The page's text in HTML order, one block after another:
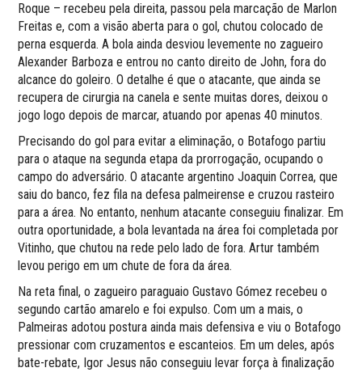
Roque – recebeu pela direita, passou pela marcação de Marlon
Freitas e, com a visão aberta para o gol, chutou colocado de
perna esquerda. A bola ainda desviou levemente no zagueiro
Alexander Barboza e entrou no canto direito de John, fora do
alcance do goleiro. O detalhe é que o atacante, que ainda se
recupera de cirurgia na canela e sente muitas dores, deixou o
jogo logo depois de marcar, atuando por apenas 40 minutos.
Precisando do gol para evitar a eliminação, o Botafogo partiu
para o ataque na segunda etapa da prorrogação, ocupando o
campo do adversário. O atacante argentino Joaquin Correa, que
saiu do banco, fez fila na defesa palmeirense e cruzou rasteiro
para a área. No entanto, nenhum atacante conseguiu finalizar. Em
outra oportunidade, a bola levantada na área foi completada por
Vitinho, que chutou na rede pelo lado de fora. Artur também
levou perigo em um chute de fora da área.
Na reta final, o zagueiro paraguaio Gustavo Gómez recebeu o
segundo cartão amarelo e foi expulso. Com um a mais, o
Palmeiras adotou postura ainda mais defensiva e viu o Botafogo
pressionar com cruzamentos e escanteios. Em um deles, após
bate-rebate, Igor Jesus não conseguiu levar força à finalização